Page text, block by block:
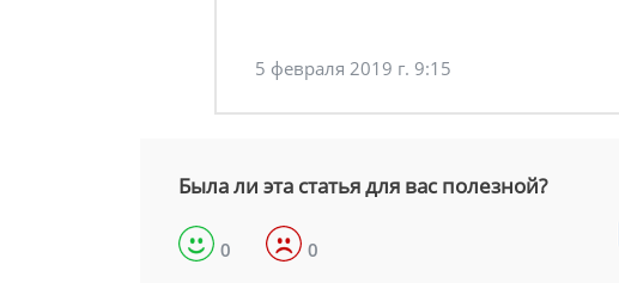
5 февраля 2019 г. 9:15
Была ли эта статья для вас полезной?
0 0